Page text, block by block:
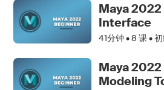
Maya
Interface
41分钟 •8 课 •
Maya
Modeling